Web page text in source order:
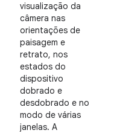
visualização da
câmera nas
orientações de
paisagem e
retrato, nos
estados do
dispositivo
dobrado e
desdobrado e no
modo de várias
janelas. A